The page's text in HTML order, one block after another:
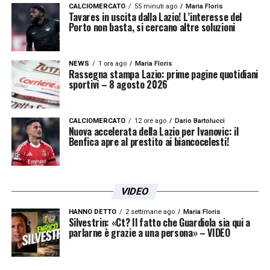
RISCHIO CROLLO –«Io voglio sperare di
avere a disposizione professionisti di alto
livello che sa che non ci sono partite che non
contano nulla, ogni gara ha risvolti positivi e
negativi. VOglio partire dal presupposto che
ci saranno professionisti che daranno il
100%».
IMMOBILE –
cosa fare, ma deciderà con tutta la calma
del mondo. Sono molto fiducioso, non è
particolarmente abbattuto. Io farei un tipo di
CALCIOMERCATO 55 minuti ago Maria Floris
Tavares in uscita dalla Lazio! L’interesse del
Porto non basta, si cercano altre soluzioni
NEWS 1 ora ago Maria Floris
Rassegna stampa Lazio: prime pagine quotidiani
sportivi – 8 agosto 2026
CALCIOMERCATO 12 ore ago Dario Bartolucci
Nuova accelerata della Lazio per Ivanovic: il
Benfica apre al prestito ai biancocelesti!
VIDEO
HANNO DETTO 2 settimane ago Maria Floris
Silvestrin: «Ct? Il fatto che Guardiola sia qui a
parlarne è grazie a una persona» – VIDEO